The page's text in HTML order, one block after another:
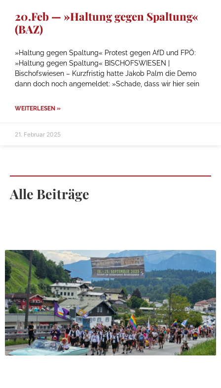
20.Feb — »Haltung gegen Spaltung«
(BAZ)
»Haltung gegen Spaltung« Protest gegen AfD und FPÖ:
»Haltung gegen Spaltung« BISCHOFSWIESEN |
Bischofswiesen – Kurzfristig hatte Jakob Palm die Demo
dann doch noch angemeldet: »Schade, dass wir hier sein
WEITERLESEN »
21. Februar 2025
Alle Beiträge